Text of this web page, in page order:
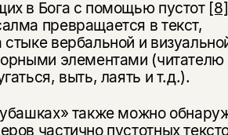
в Бога с помощью пустот [8]
превращается в текст,
вербальной и
элементами (читателю
выть, лаять и т.д.).
также можно
частично пустотных